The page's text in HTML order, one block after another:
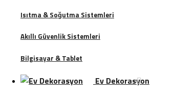
Isıtma & Soğutma Sistemleri
Akıllı Güvenlik Sistemleri
Bilgisayar & Tablet
Ev Dekorasyon